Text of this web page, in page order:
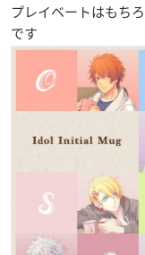
プレイベートはもち
です